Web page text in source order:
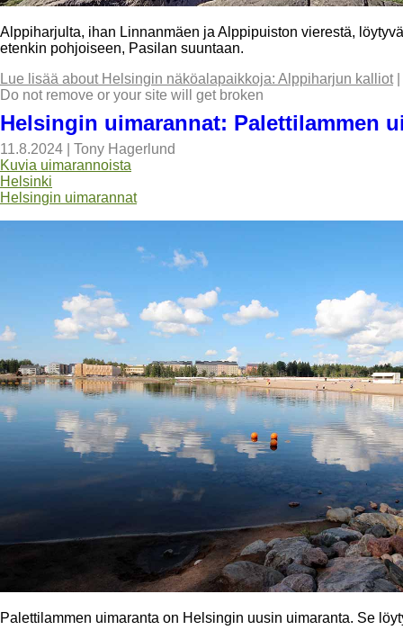
Alppiharjulta, ihan Linnanmäen ja Alppipuiston vierestä,
etenkin pohjoiseen, Pasilan suuntaan.
Lue lisää about Helsingin näköalapaikkoja: Alppiharjun kalliot|
Do not remove or your site will get broken
Helsingin uimarannat: Palettilammen
11.8.2024
Tony Hagerlund
Kuvia uimarannoista
Helsinki
Helsingin uimarannat
Palettilammen uimaranta on Helsingin uusin uimaranta. Se